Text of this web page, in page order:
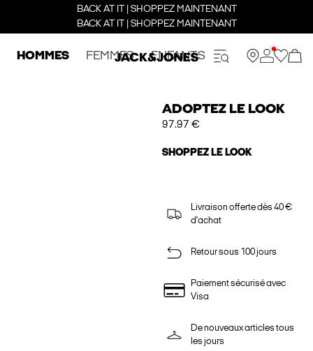
BACK AT IT | SHOPPEZ MAINTENANT
BACK AT IT | SHOPPEZ MAINTENANT
HOMMES FEMMES ENFANTS
ADOPTEZ LE LOOK
97.97 €
SHOPPEZ LE LOOK
Livraison offerte dès 40 €
d'achat
Retour sous 100 jours
Paiement sécurisé avec
Visa
De nouveaux articles tous
les jours